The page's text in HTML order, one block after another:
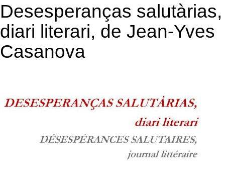
Desesperanças salutàrias,
diari literari, de Jean-Yves
Casanova